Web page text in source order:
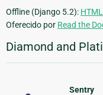
Offline (Django 5.2): HTML
Oferecido por Read the
Diamond and
Sentry